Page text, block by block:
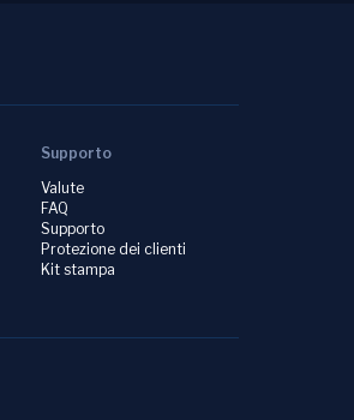
Supporto
Valute
FAQ
Supporto
Protezione dei clienti
Kit stampa